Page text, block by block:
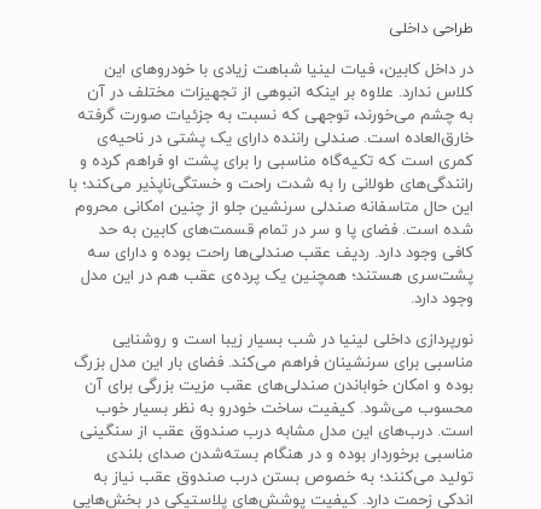
طراحی داخلی
در داخل کابین، فیات لینیا شباهت زیادی با خودروهای این
کلاس ندارد. علاوه بر اینکه انبوهی از تجهیزات مختلف در آن
به چشم می‌خورند، توجهی که نسبت به جزئیات صورت گرفته
خارق‌العاده است. صندلی راننده دارای یک پشتی در ناحیه‌ی
کمری است که تکیه‌گاه مناسبی را برای پشت او فراهم کرده و
رانندگی‌های طولانی را به شدت راحت و خستگی‌ناپذیر می‌کند؛ با
این حال متاسفانه صندلی سرنشین جلو از چنین امکانی محروم
شده است. فضای پا و سر در تمام قسمت‌های کابین به حد
کافی وجود دارد. ردیف عقب صندلی‌ها راحت بوده و دارای سه
پشت‌سری هستند؛ همچنین یک پرده‌ی عقب هم در این مدل
وجود دارد.
نورپردازی داخلی لینیا در شب بسیار زیبا است و روشنایی
مناسبی برای سرنشینان فراهم می‌کند. فضای بار این مدل بزرگ
بوده و امکان خواباندن صندلی‌های عقب مزیت بزرگی برای آن
محسوب می‌شود. کیفیت ساخت خودرو به نظر بسیار خوب
است. درب‌های این مدل مشابه درب صندوق عقب از سنگینی
مناسبی برخوردار بوده و در هنگام بسته‌شدن صدای بلندی
تولید می‌کنند؛ به خصوص بستن درب صندوق عقب نیاز به
اندکی زحمت دارد. کیفیت پوشش‌های پلاستیکی در بخش‌هایی